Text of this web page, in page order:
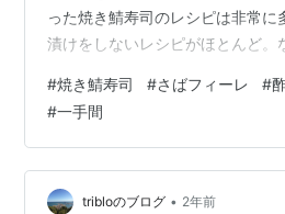
った焼き鯖寿司のレシピは非常に
漬けをしないレシピがほとんど。
『あり』『なし』を両方作って食
一応気をつけた点は、レシピでは
ただの『さばフィーレ』を使った
てたことくらいかな。 前の晩に
へ移して解凍させるところからス
#焼き鯖寿司 #さばフィーレ #
#一手間
tribloのブログ • 2年前